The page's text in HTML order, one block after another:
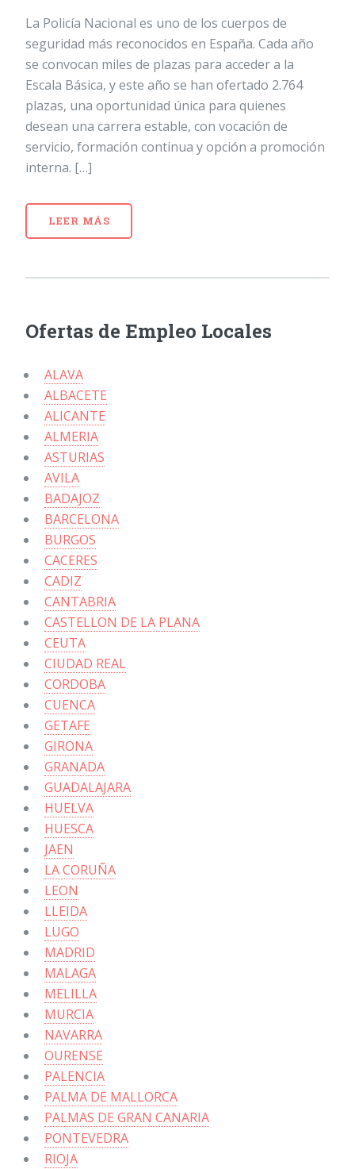
La Policía Nacional es uno de los cuerpos de
seguridad más reconocidos en España. Cada año
se convocan miles de plazas para acceder a la
Escala Básica, y este año se han ofertado 2.764
plazas, una oportunidad única para quienes
desean una carrera estable, con vocación de
servicio, formación continua y opción a promoción
interna. […]
LEER MÁS
Ofertas de Empleo Locales
ALAVA
ALBACETE
ALICANTE
ALMERIA
ASTURIAS
AVILA
BADAJOZ
BARCELONA
BURGOS
CACERES
CADIZ
CANTABRIA
CASTELLON DE LA PLANA
CEUTA
CIUDAD REAL
CORDOBA
CUENCA
GETAFE
GIRONA
GRANADA
GUADALAJARA
HUELVA
HUESCA
JAEN
LA CORUÑA
LEON
LLEIDA
LUGO
MADRID
MALAGA
MELILLA
MURCIA
NAVARRA
OURENSE
PALENCIA
PALMA DE MALLORCA
PALMAS DE GRAN CANARIA
PONTEVEDRA
RIOJA